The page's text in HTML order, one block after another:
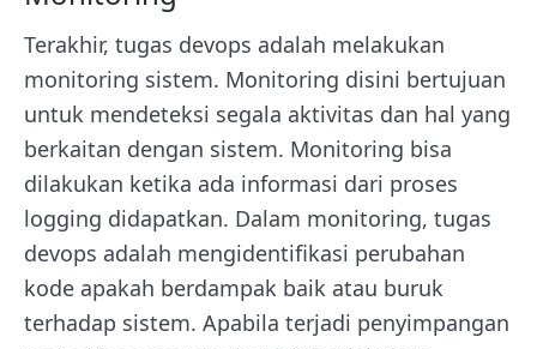
Terakhir, tugas devops adalah melakukan
monitoring sistem. Monitoring disini bertujuan
untuk mendeteksi segala aktivitas dan hal yang
berkaitan dengan sistem. Monitoring bisa
dilakukan ketika ada informasi dari proses
logging didapatkan. Dalam monitoring, tugas
devops adalah mengidentifikasi perubahan
kode apakah berdampak baik atau buruk
terhadap sistem. Apabila terjadi penyimpangan